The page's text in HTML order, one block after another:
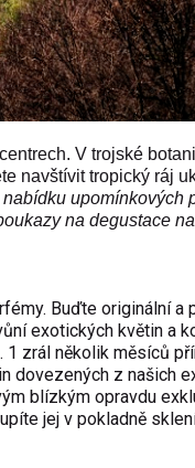
V trojské
navštívit tropický ráj
upomínkových
na degustace
Buďte originální a
exotických květin a
1 zrál několik měsíců
dovezených z našich
blízkým opravdu
jej v pokladně